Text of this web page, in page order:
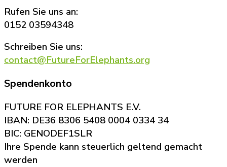
Rufen Sie uns an:
0152 03594348
Schreiben Sie uns:
contact@FutureForElephants.org
Spendenkonto
FUTURE FOR ELEPHANTS E.V.
IBAN: DE36 8306 5408 0004 0334 34
BIC: GENODEF1SLR
Ihre Spende kann steuerlich geltend gemacht
werden